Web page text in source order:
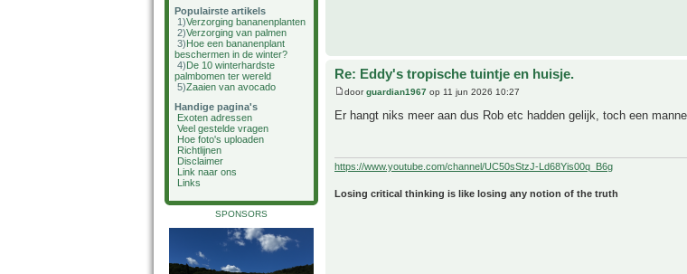
Populairste artikels
1)Verzorging bananenplanten
2)Verzorging van palmen
3)Hoe een bananenplant
beschermen in de winter?
4)De 10 winterhardste
palmbomen ter wereld
5)Zaaien van avocado
Handige pagina's
Exoten adressen
Veel gestelde vragen
Hoe foto's uploaden
Richtlijnen
Disclaimer
Link naar ons
Links
SPONSORS
Re: Eddy's tropische tuintje en huisje.
doorguardian1967 op 11 jun 2026 10:27
Er hangt niks meer aan dus Rob etc hadden gelijk, toch een
https://www.youtube.com/channel/UC50sStzJ-Ld68Yis00q_B6g
Losing critical thinking is like losing any notion of the truth